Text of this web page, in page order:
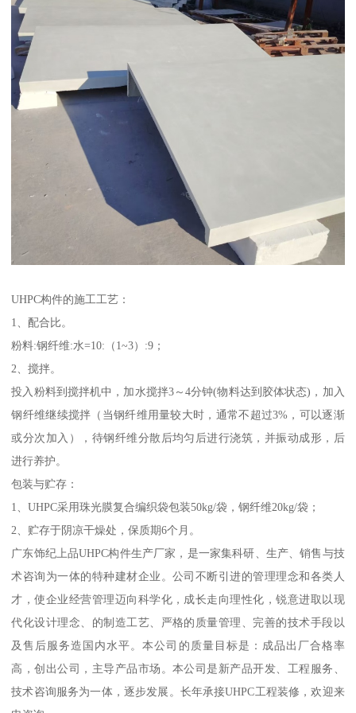
UHPC构件的施工工艺：
1、配合比。
粉料:钢纤维:水=10:（1~3）:9；
2、搅拌。
投入粉料到搅拌机中，加水搅拌3～4分钟(物料达到胶体状态)，加入
钢纤维继续搅拌（当钢纤维用量较大时，通常不超过3%，可以逐渐
或分次加入），待钢纤维分散后均匀后进行浇筑，并振动成形，后
进行养护。
包装与贮存：
1、UHPC采用珠光膜复合编织袋包装50kg/袋，钢纤维20kg/袋；
2、贮存于阴凉干燥处，保质期6个月。
广东饰纪上品UHPC构件生产厂家，是一家集科研、生产、销售与技
术咨询为一体的特种建材企业。公司不断引进的管理理念和各类人
才，使企业经营管理迈向科学化，成长走向理性化，锐意进取以现
代化设计理念、的制造工艺、严格的质量管理、完善的技术手段以
及售后服务造国内水平。本公司的质量目标是：成品出厂合格率
高，创出公司，主导产品市场。本公司是新产品开发、工程服务、
技术咨询服务为一体，逐步发展。长年承接UHPC工程装修，欢迎来